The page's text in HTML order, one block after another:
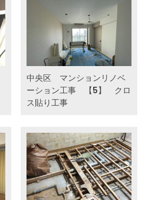
中央区 マンションリノベ
ーション工事 【5】 クロ
ス貼り工事